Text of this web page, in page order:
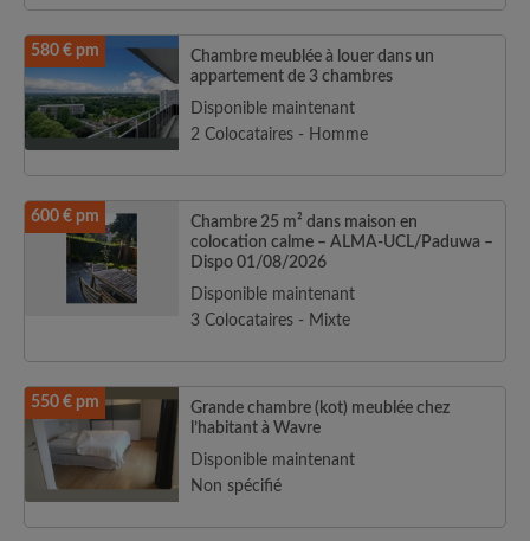
580 € pm
Chambre meublée à louer dans un
appartement de 3 chambres
Disponible maintenant
2 Colocataires - Homme
600 € pm
Chambre 25 m² dans maison en
colocation calme – ALMA-UCL/Paduwa –
Dispo 01/08/2026
Disponible maintenant
3 Colocataires - Mixte
550 € pm
Grande chambre (kot) meublée chez
l’habitant à Wavre
Disponible maintenant
Non spécifié